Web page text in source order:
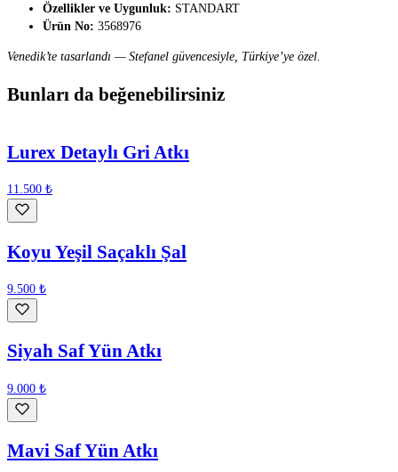
Özellikler ve Uygunluk: STANDART
Ürün No: 3568976
Venedik’te tasarlandı — Stefanel güvencesiyle, Türkiye’ye özel.
Bunları da beğenebilirsiniz
Lurex Detaylı Gri Atkı
11.500 ₺
Koyu Yeşil Saçaklı Şal
9.500 ₺
Siyah Saf Yün Atkı
9.000 ₺
Mavi Saf Yün Atkı